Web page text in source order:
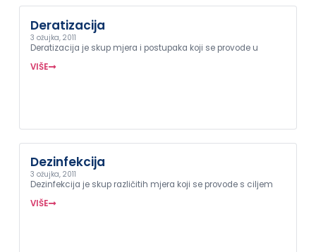
Deratizacija
3 ožujka, 2011
Deratizacija je skup mjera i postupaka koji se provode u
VIŠE
Dezinfekcija
3 ožujka, 2011
Dezinfekcija je skup različitih mjera koji se provode s ciljem
VIŠE